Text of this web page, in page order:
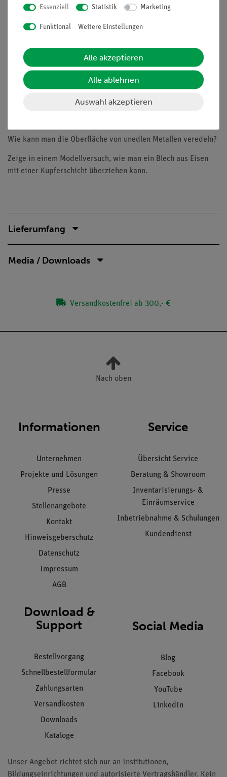
Bausteinen nötig - übersichtlicherer und schnellerer
Kontaktsicherheit durch puzzelartig verzahnbare
Bausteine
Hartvergoldete, korrosionsbeständige Kontakte
Doppelter Lernerfolg: Elektrischer Schaltplan auf der
Ober- und reele Bauteile auf der Unterseite sichtbar
Wie kann man die Oberfläche von unedlen Metallen veredeln?
Zeige in einem Modellversuch, wie man ein Blech aus Eisen
mit einer Kupferschicht überziehen kann.
Lieferumfang
Media / Downloads
Versandkostenfrei ab 300,- €
Nach oben
Informationen
Unternehmen
Projekte und Lösungen
Presse
Stellenangebote
Kontakt
Hinweisgeberschutz
Datenschutz
Impressum
AGB
Service
Übersicht Service
Beratung & Showroom
Inventarisierungs- &
Einräumservice
Inbetriebnahme & Schulungen
Kundendienst
Download &
Support
Bestellvorgang
Schnellbestellformular
Zahlungsarten
Versandkosten
Downloads
Kataloge
Social Media
Blog
Facebook
YouTube
LinkedIn
Unser Angebot richtet sich nur an Institutionen,
Bildungseinrichtungen und autorisierte Vertragshändler. Kein
Essenziell Statistik Marketing
Funktional Weitere Einstellungen
Alle akzeptieren
Alle ablehnen
Auswahl akzeptieren